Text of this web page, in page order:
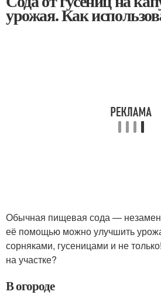
урожая. Как
Обычная пищевая сода —
её помощью можно улучшить
сорняками, гусеницами и не
на участке?
В огороде